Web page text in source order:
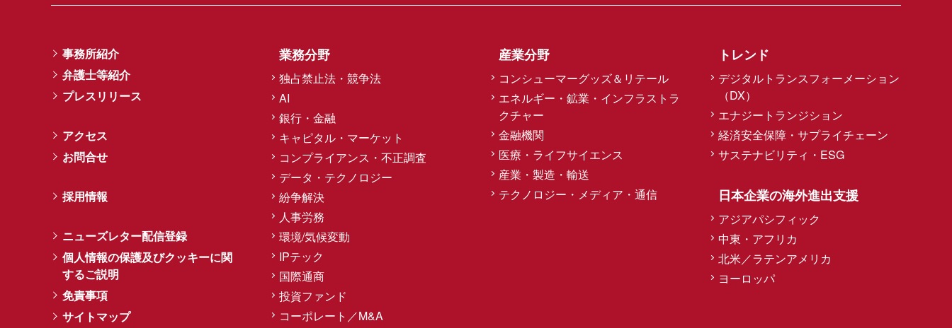
事務所紹介
弁護士等紹介
プレスリリース
アクセス
お問合せ
採用情報
ニューズレター配信登録
個人情報の保護及びクッキーに関
するご説明
免責事項
サイトマップ
業務分野
独占禁止法・競争法
AI
銀行・金融
キャピタル・マーケット
コンプライアンス・不正調査
データ・テクノロジー
紛争解決
人事労務
環境/気候変動
IPテック
国際通商
投資ファンド
コーポレート／M&A
産業分野
コンシューマーグッズ＆リテール
エネルギー・鉱業・インフラストラ
クチャー
金融機関
医療・ライフサイエンス
産業・製造・輸送
テクノロジー・メディア・通信
トレンド
デジタルトランスフォーメーション
（DX）
エナジートランジション
経済安全保障・サプライチェーン
サステナビリティ・ESG
日本企業の海外進出支援
アジアパシフィック
中東・アフリカ
北米／ラテンアメリカ
ヨーロッパ